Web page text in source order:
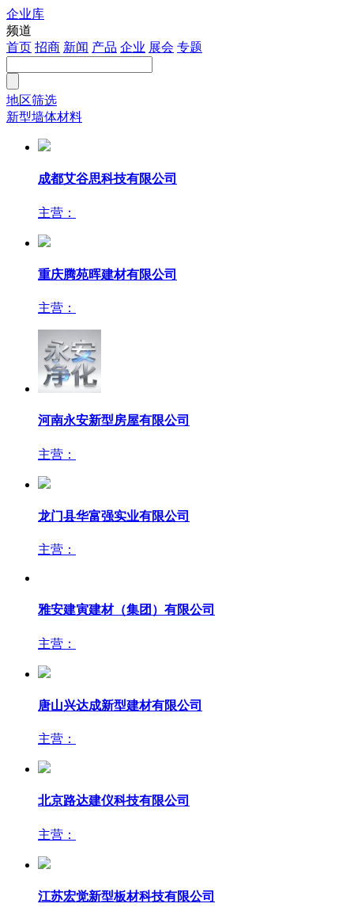
企业库
频道
首页 招商 新闻 产品 企业 展会 专题
地区筛选
新型墙体材料
成都艾谷思科技有限公司
主营：
重庆腾苑晖建材有限公司
主营：
河南永安新型房屋有限公司
主营：
龙门县华富强实业有限公司
主营：
主营：
主营：
主营：